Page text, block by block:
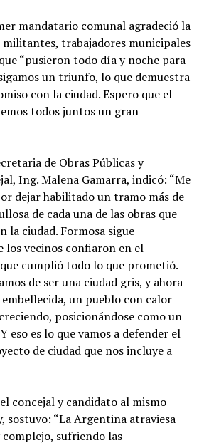
mandatario comunal agradeció la
militantes, trabajadores municipales
“pusieron todo día y noche para
un triunfo, lo que demuestra
con la ciudad. Espero que el
todos juntos un gran
de Obras Públicas y
Ing. Malena Gamarra, indicó: “Me
dejar habilitado un tramo más de
de cada una de las obras que
la ciudad. Formosa sigue
los vecinos confiaron en el
cumplió todo lo que prometió.
de ser una ciudad gris, y ahora
embellecida, un pueblo con calor
posicionándose como un
eso es lo que vamos a defender el
de ciudad que nos incluye a
concejal y candidato al mismo
sostuvo: “La Argentina atraviesa
sufriendo las